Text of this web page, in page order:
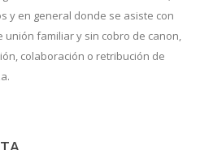
y en general donde se asiste con
unión familiar y sin cobro de canon,
colaboración o retribución de